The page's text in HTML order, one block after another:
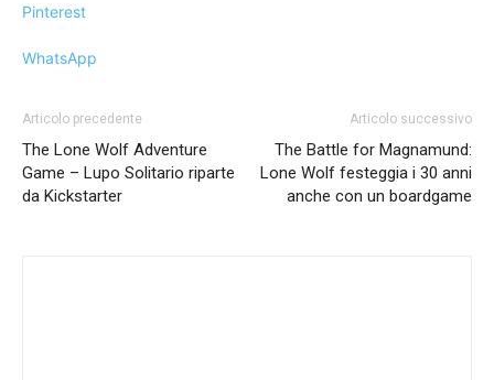
Pinterest
WhatsApp
Articolo precedente
The Lone Wolf Adventure
Game – Lupo Solitario riparte
da Kickstarter
Articolo successivo
The Battle for Magnamund:
Lone Wolf festeggia i 30 anni
anche con un boardgame